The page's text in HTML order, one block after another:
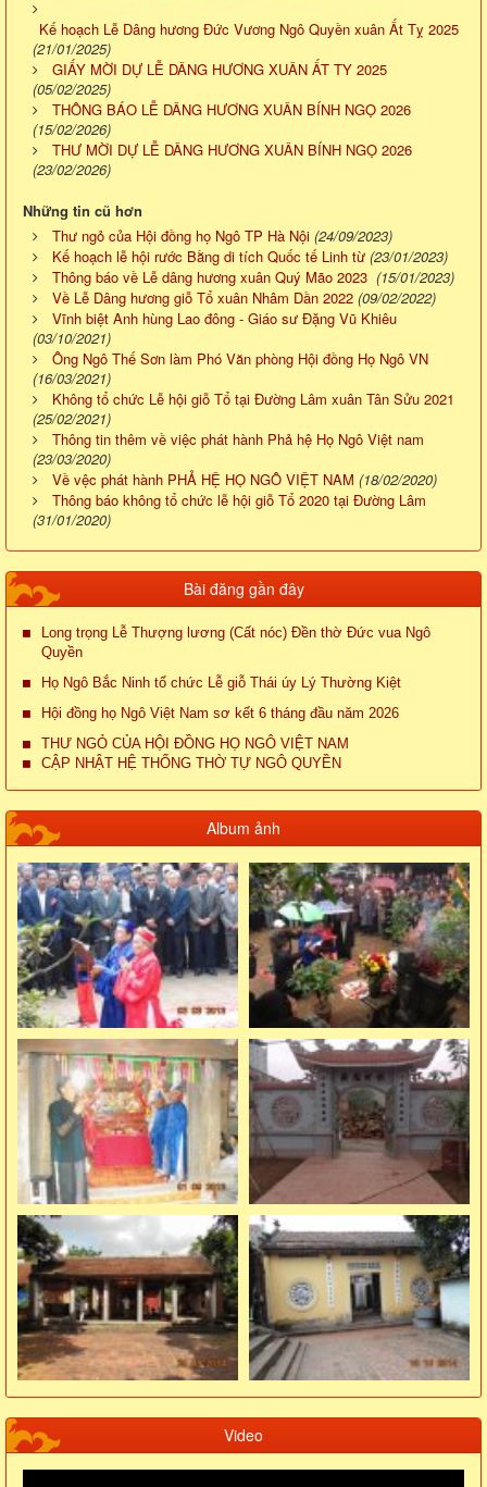
Kế hoạch Lễ Dâng hương Đức Vương Ngô Quyền xuân Ất Tỵ 2025
(21/01/2025)
GIẤY MỜI DỰ LỄ DÂNG HƯƠNG XUÂN ẤT TY 2025
(05/02/2025)
THÔNG BÁO LỄ DÂNG HƯƠNG XUÂN BÍNH NGỌ 2026
(15/02/2026)
THƯ MỜI DỰ LỄ DÂNG HƯƠNG XUÂN BÍNH NGỌ 2026
(23/02/2026)
Những tin cũ hơn
Thư ngỏ của Hội đồng họ Ngô TP Hà Nội (24/09/2023)
Kế hoạch lễ hội rước Bằng di tích Quốc tế Linh từ (23/01/2023)
Thông báo về Lễ dâng hương xuân Quý Mão 2023 (15/01/2023)
Về Lễ Dâng hương giỗ Tổ xuân Nhâm Dần 2022 (09/02/2022)
Vĩnh biệt Anh hùng Lao đông - Giáo sư Đặng Vũ Khiêu
(03/10/2021)
Ông Ngô Thế Sơn làm Phó Văn phòng Hội đồng Họ Ngô VN
(16/03/2021)
Không tổ chức Lễ hội giỗ Tổ tại Đường Lâm xuân Tân Sửu 2021
(25/02/2021)
Thông tin thêm về việc phát hành Phả hệ Họ Ngô Việt nam
(23/03/2020)
Về vệc phát hành PHẢ HỆ HỌ NGÔ VIỆT NAM (18/02/2020)
Thông báo không tổ chức lễ hội giỗ Tổ 2020 tại Đường Lâm
(31/01/2020)
Bài đăng gần đây
Long trọng Lễ Thượng lương (Cất nóc) Đền thờ Đức vua Ngô
Quyền
Họ Ngô Bắc Ninh tổ chức Lễ giỗ Thái úy Lý Thường Kiệt
Hội đồng họ Ngô Việt Nam sơ kết 6 tháng đầu năm 2026
THƯ NGỎ CỦA HỘI ĐỒNG HỌ NGÔ VIỆT NAM
CẬP NHẬT HỆ THỐNG THỜ TỰ NGÔ QUYỀN
Album ảnh
Video